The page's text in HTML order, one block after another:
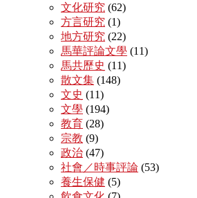
文化研究 (62)
方言研究 (1)
地方研究 (22)
馬華評論文學 (11)
馬共歷史 (11)
散文集 (148)
文史 (11)
文學 (194)
教育 (28)
宗教 (9)
政治 (47)
社會／時事評論 (53)
養生保健 (5)